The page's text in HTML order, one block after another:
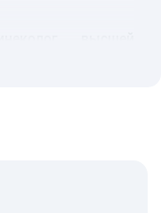
факторами